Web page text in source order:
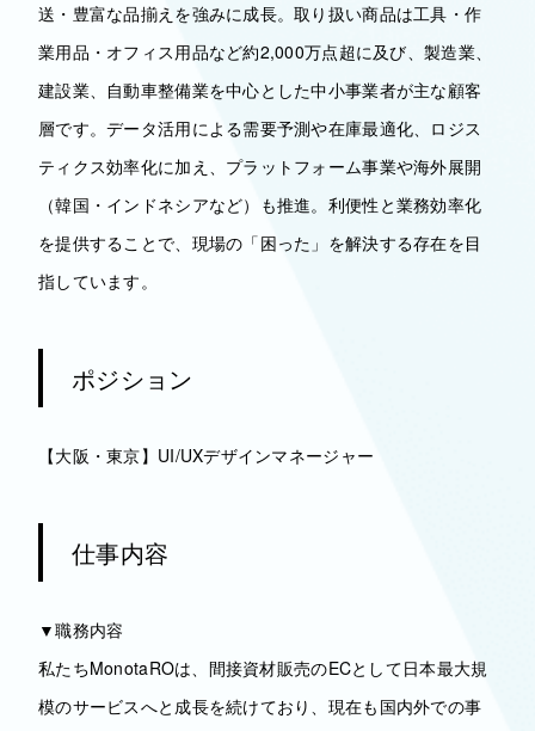
送・豊富な品揃えを強みに成長。取り扱い商品は工具・作
業用品・オフィス用品など約2,000万点超に及び、製造業、
建設業、自動車整備業を中心とした中小事業者が主な顧客
層です。データ活用による需要予測や在庫最適化、ロジス
ティクス効率化に加え、プラットフォーム事業や海外展開
（韓国・インドネシアなど）も推進。利便性と業務効率化
を提供することで、現場の「困った」を解決する存在を目
指しています。
ポジション
【大阪・東京】UI/UXデザインマネージャー
仕事内容
▼職務内容
私たちMonotaROは、間接資材販売のECとして日本最大規
模のサービスへと成長を続けており、現在も国内外での事